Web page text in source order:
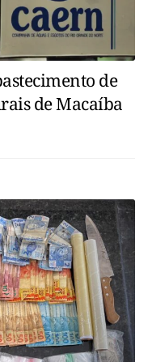
de
de Macaíba